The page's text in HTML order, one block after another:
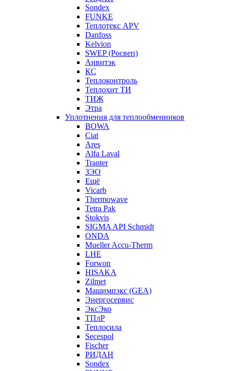
Sondex
FUNKE
Теплотекс APV
Danfoss
Kelvion
SWEP (Росвеп)
Анвитэк
КС
Теплоконтроль
Теплохит ТИ
ТИЖ
Этра
Уплотнения для теплообменников
BOWA
Ciat
Ares
Alfa Laval
Tranter
ЗЭО
Ещё
Vicarb
Thermowave
Tetra Pak
Stokvis
SIGMA API Schmidt
ONDA
Mueller Accu-Therm
LHE
Forwon
HISAKA
Zilmet
Машимпэкс (GEA)
Энергосервис
ЭксЭко
ТПлР
Теплосила
Secespol
Fischer
РИДАН
Sondex